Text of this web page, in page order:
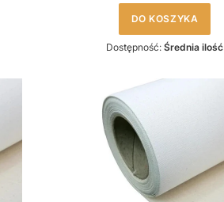
DO KOSZYKA
Dostępność: Średnia ilość